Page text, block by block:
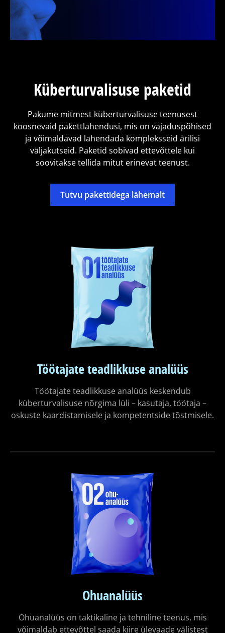
Küberturvalisuse paketid
Pakume mitmest küberturvalisuse teenusest
koosnevaid pakettlahendusi, mis on vajaduspõhised
ja võimaldavad lahendada kompleksseid ärilisi
väljakutseid. Paketid sobivad ettevõttele kui
soovitakse tellida mitut erinevat teenust.
Tutvu pakettidega lähemalt
Töötajate teadlikkuse analüüs
Töötajate teadlikkuse analüüs keskendub
küberturvalisuse nõrgima lüli – kasutaja, töötaja –
oskuste kaardistamisele ja kompetentside tõstmisele.
Ohuanalüüs
Ohuanalüüs on taktikaline ja tehniline teenus, mis
võimaldab ettevõttel saada kiire ülevaade välistest